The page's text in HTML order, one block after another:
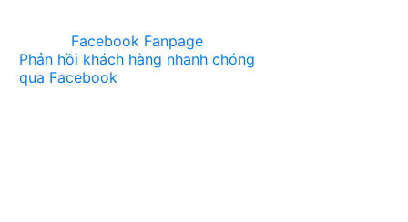
Facebook Fanpage
Phản hồi khách hàng nhanh chóng
qua Facebook